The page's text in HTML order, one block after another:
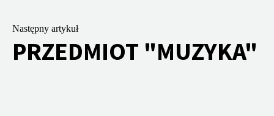
Następny artykuł
PRZEDMIOT "MUZYKA"